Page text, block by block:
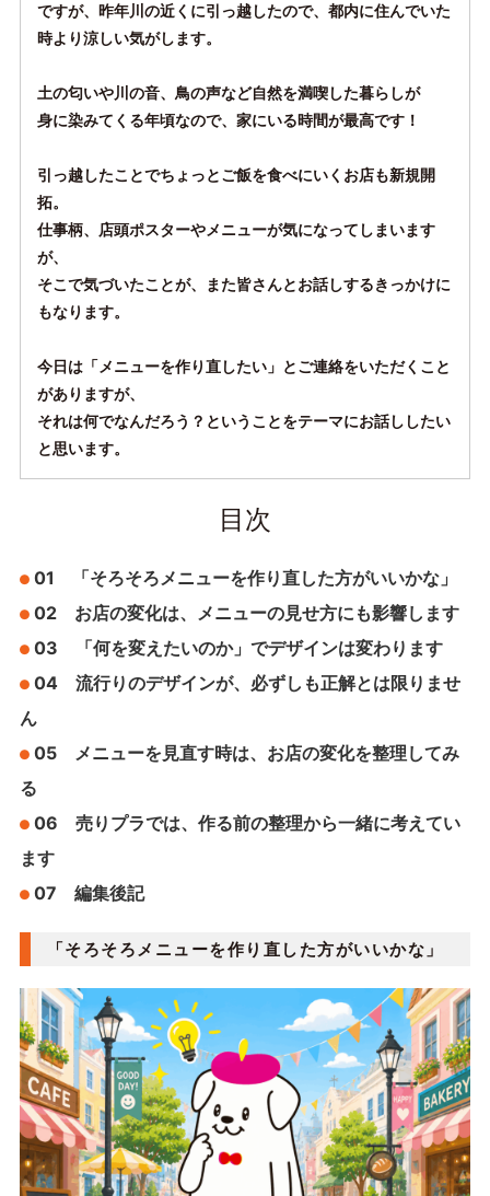
ですが、昨年川の近くに引っ越したので、都内に住んでいた
時より涼しい気がします。
土の匂いや川の音、鳥の声など自然を満喫した暮らしが
身に染みてくる年頃なので、家にいる時間が最高です！
引っ越したことでちょっとご飯を食べにいくお店も新規開
拓。
仕事柄、店頭ポスターやメニューが気になってしまいます
が、
そこで気づいたことが、また皆さんとお話しするきっかけに
もなります。
今日は「メニューを作り直したい」とご連絡をいただくこと
がありますが、
それは何でなんだろう？ということをテーマにお話ししたい
と思います。
目次
01 「そろそろメニューを作り直した方がいいかな」
02 お店の変化は、メニューの見せ方にも影響します
03 「何を変えたいのか」でデザインは変わります
04 流行りのデザインが、必ずしも正解とは限りませ
ん
05 メニューを見直す時は、お店の変化を整理してみ
る
06 売りプラでは、作る前の整理から一緒に考えてい
ます
07 編集後記
「そろそろメニューを作り直した方がいいかな」